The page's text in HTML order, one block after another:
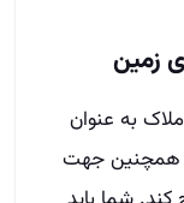
زمین
به عنوان
همچنین جهت